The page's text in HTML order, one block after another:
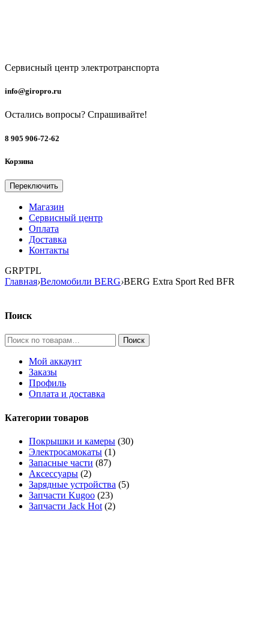
Сервисный центр электротранспорта
info@giropro.ru
Остались вопросы? Cпрашивайте!
8 905 906-72-62
Корзина
Переключить
Магазин
Сервисный центр
Оплата
Доставка
Контакты
GRPTPL
Главная›Веломобили BERG›BERG Extra Sport Red BFR
Поиск
Искать:
Мой аккаунт
Заказы
Профиль
Оплата и доставка
Категории товаров
Покрышки и камеры (30)
Электросамокаты (1)
Запасные части (87)
Аксессуары (2)
Зарядные устройства (5)
Запчасти Kugoo (23)
Запчасти Jack Hot (2)